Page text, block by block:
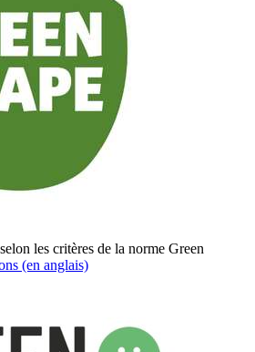
les critères de la norme Green
(en anglais)